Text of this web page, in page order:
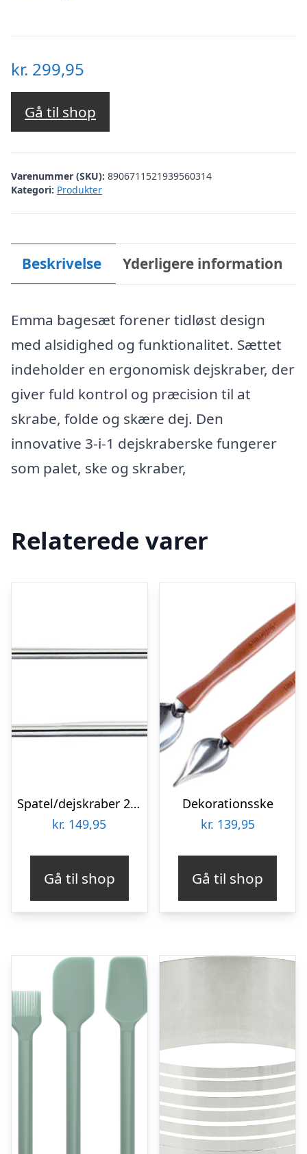
kr. 299,95
Gå til shop
Varenummer (SKU): 8906711521939560314
Kategori: Produkter
Beskrivelse Yderligere information
Emma bagesæt forener tidløst design
med alsidighed og funktionalitet. Sættet
indeholder en ergonomisk dejskraber, der
giver fuld kontrol og præcision til at
skrabe, folde og skære dej. Den
innovative 3-i-1 dejskraberske fungerer
som palet, ske og skraber,
Relaterede varer
Spatel/dejskraber 26 cm Stål/sort
kr. 149,95
Gå til shop
Dekorationsske
kr. 139,95
Gå til shop